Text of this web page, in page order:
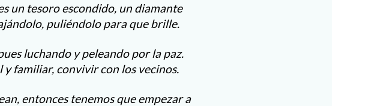
un tesoro escondido, un diamante
puliéndolo para que brille.
luchando y peleando por la paz.
y familiar, convivir con los vecinos.
entonces tenemos que empezar a